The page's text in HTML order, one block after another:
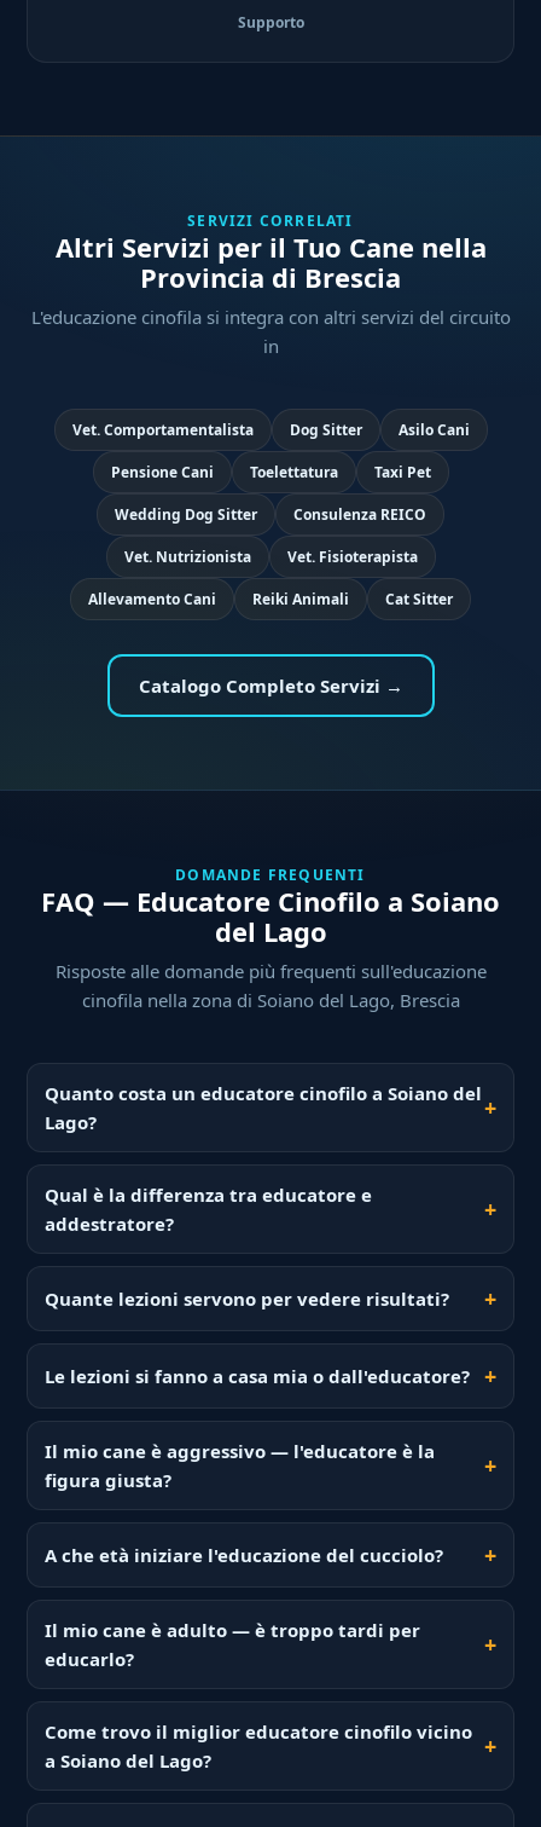
Supporto
SERVIZI CORRELATI
Altri Servizi per il Tuo Cane nella
Provincia di Brescia
L'educazione cinofila si integra con altri servizi del circuito
in
Vet. Comportamentalista Dog Sitter Asilo Cani
Pensione Cani Toelettatura Taxi Pet
Wedding Dog Sitter Consulenza REICO
Vet. Nutrizionista Vet. Fisioterapista
Allevamento Cani Reiki Animali Cat Sitter
Catalogo Completo Servizi →
DOMANDE FREQUENTI
FAQ — Educatore Cinofilo a Soiano
del Lago
Risposte alle domande più frequenti sull'educazione
cinofila nella zona di Soiano del Lago, Brescia
Quanto costa un educatore cinofilo a Soiano del
Lago?
Qual è la differenza tra educatore e
addestratore?
Quante lezioni servono per vedere risultati?
Le lezioni si fanno a casa mia o dall'educatore?
Il mio cane è aggressivo — l'educatore è la
figura giusta?
A che età iniziare l'educazione del cucciolo?
Il mio cane è adulto — è troppo tardi per
educarlo?
Come trovo il miglior educatore cinofilo vicino
a Soiano del Lago?